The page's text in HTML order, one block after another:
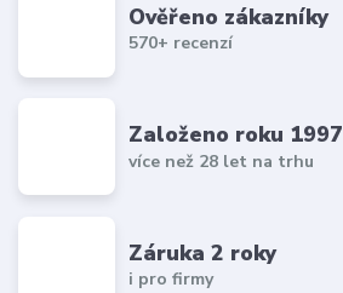
Ověřeno zákazníky
570+ recenzí
Založeno roku 1997
více než 28 let na trhu
Záruka 2 roky
i pro firmy